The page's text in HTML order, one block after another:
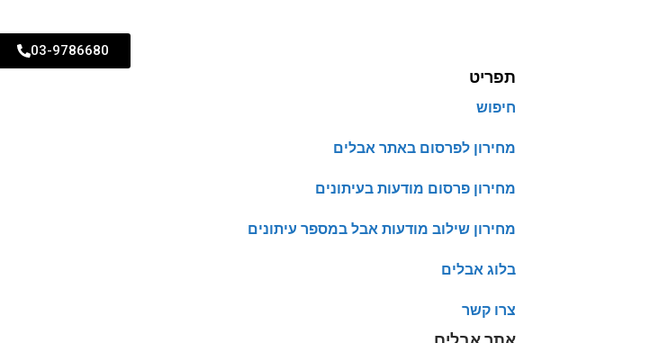
03-9786680
תפריט
חיפוש
מחירון לפרסום באתר אבלים
מחירון פרסום מודעות בעיתונים
מחירון שילוב מודעות אבל במספר עיתונים
בלוג אבלים
צרו קשר